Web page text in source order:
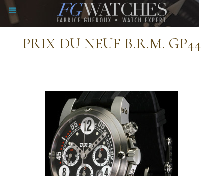
PRIX DU NEUF B.R.M. GP44